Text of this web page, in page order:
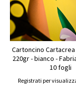
Cartoncino Cartacrea
220gr - bianco -
10 fogli
Registrati per